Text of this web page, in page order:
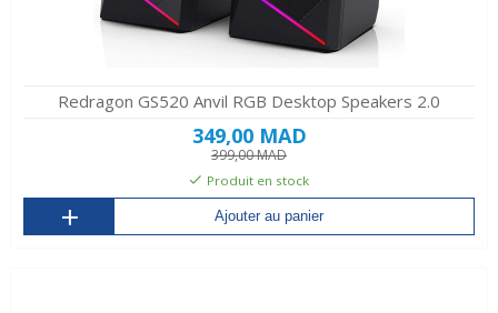
Redragon GS520 Anvil RGB Desktop Speakers 2.0
349,00 MAD
399,00 MAD
Produit en stock
Ajouter au panier